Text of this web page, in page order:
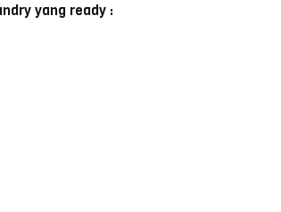
yang ready :